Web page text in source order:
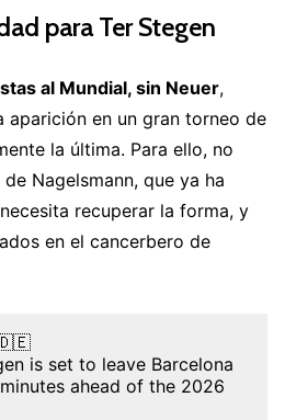
para Ter Stegen
al Mundial, sin Neuer,
aparición en un gran torneo de
la última. Para ello, no
Nagelsmann, que ya ha
recuperar la forma, y
en el cancerbero de
is set to leave Barcelona
ahead of the 2026